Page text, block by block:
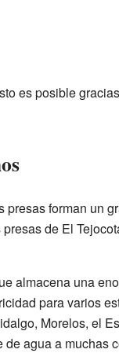
es posible
forman un
de El
almacena una
para varios
Morelos, el
de agua a muchas